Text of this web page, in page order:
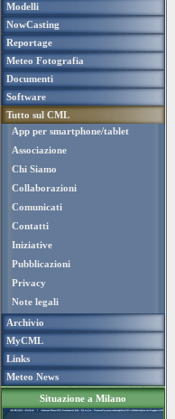
Modelli
NowCasting
Reportage
Meteo Fotografia
Documenti
Software
Tutto sul CML
App per smartphone/tablet
Associazione
Chi Siamo
Collaborazioni
Comunicati
Contatti
Iniziative
Pubblicazioni
Privacy
Note legali
Archivio
MyCML
Links
Meteo News
Situazione a Milano